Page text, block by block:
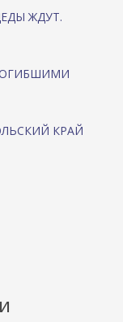
ЖДУТ.
КРАЙ